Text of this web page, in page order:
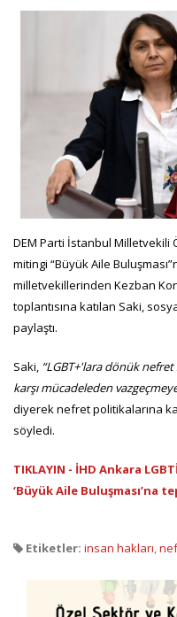
DEM Parti İstanbul Milletvekili
mitingi “Büyük Aile
milletvekillerinden Kezban
toplantısına katılan Saki,
paylaştı.
Saki, “LGBT+'lara dönük nefret
karşı mücadeleden
diyerek nefret politikalarına
söyledi.
TIKLAYIN - İHD Ankara
‘Büyük Aile Buluşması’na
Etiketler: insan hakları,